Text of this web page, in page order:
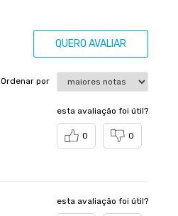
QUERO AVALIAR
Ordenar por
esta avaliação foi útil?
0 0
esta avaliação foi útil?